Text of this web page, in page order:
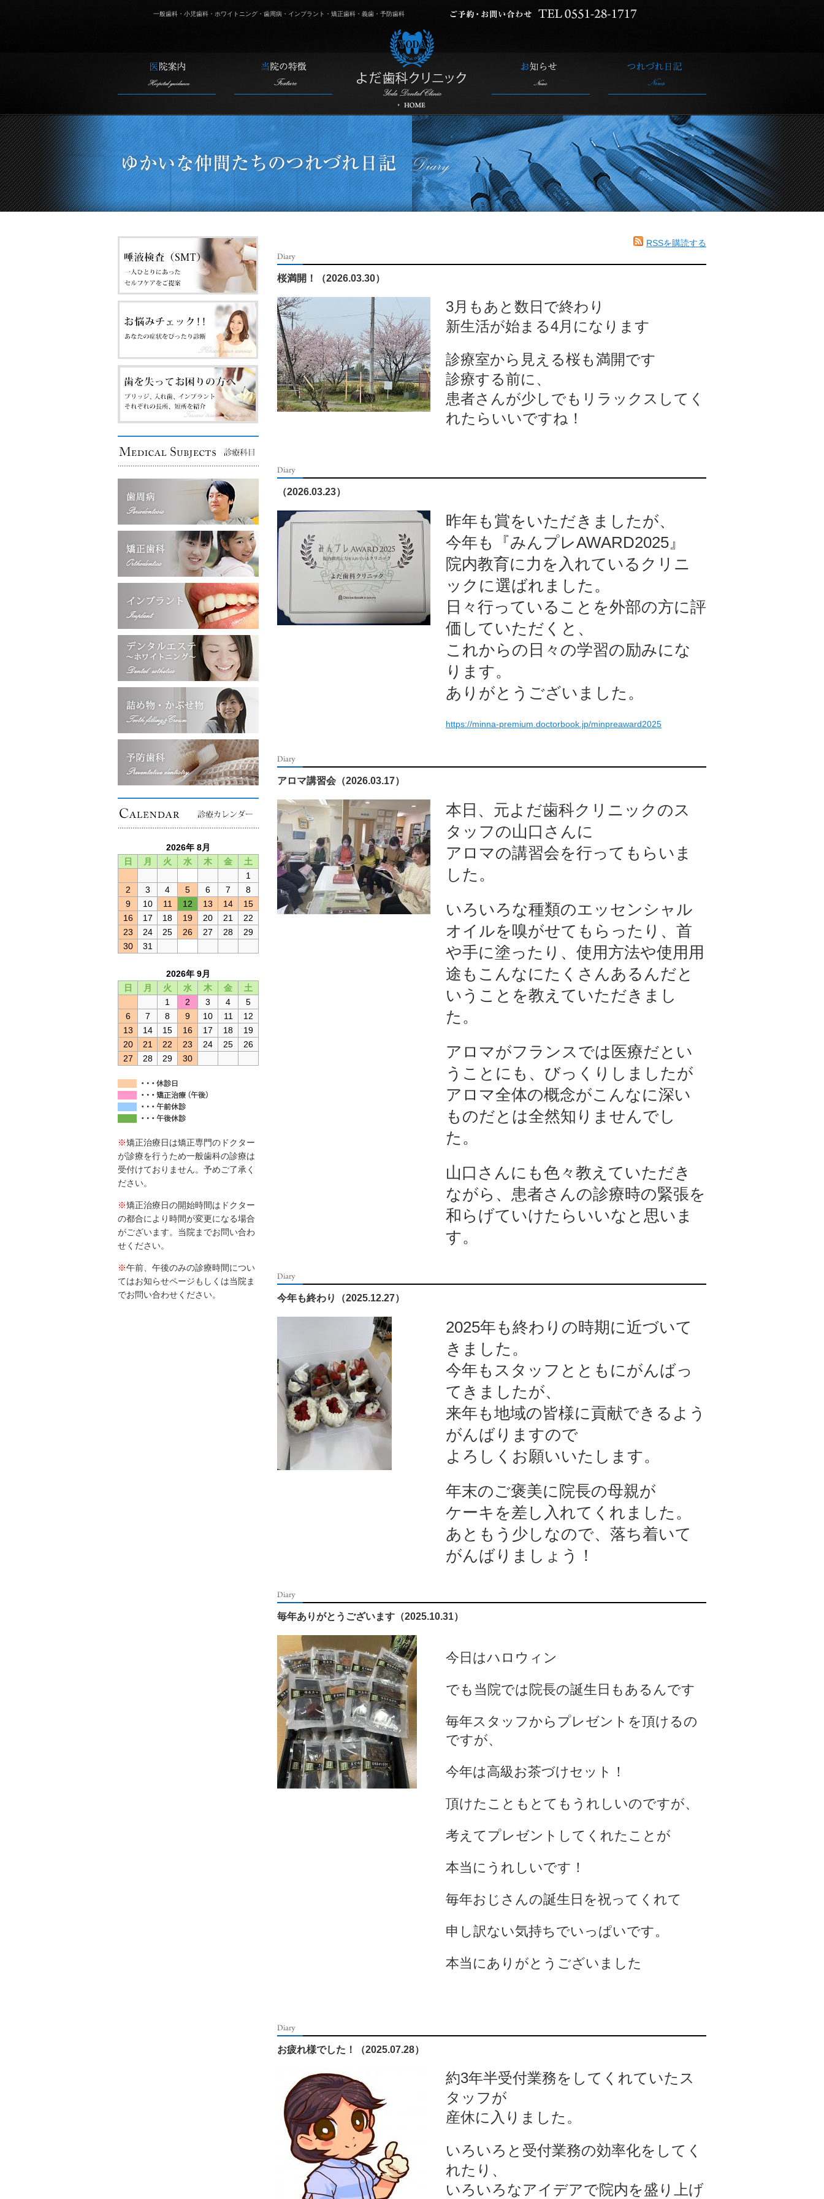
一般歯科・小児歯科・ホワイトニング・歯周病・インプラント・矯正歯科・義歯・予防歯科
RSSを購読する
桜満開！（2026.03.30）
3月もあと数日で終わり
新生活が始まる4月になります
診療室から見える桜も満開です
診療する前に、
患者さんが少しでもリラックスしてく
れたらいいですね！
（2026.03.23）
昨年も賞をいただきましたが、
今年も『みんプレAWARD2025』
院内教育に力を入れているクリニ
ックに選ばれました。
日々行っていることを外部の方に評
価していただくと、
これからの日々の学習の励みにな
ります。
ありがとうございました。
https://minna-premium.doctorbook.jp/minpreaward2025
アロマ講習会（2026.03.17）
本日、元よだ歯科クリニックのス
タッフの山口さんに
アロマの講習会を行ってもらいま
した。
いろいろな種類のエッセンシャル
オイルを嗅がせてもらったり、首
や手に塗ったり、使用方法や使用用
途もこんなにたくさんあるんだと
いうことを教えていただきまし
た。
アロマがフランスでは医療だとい
うことにも、びっくりしましたが
アロマ全体の概念がこんなに深い
ものだとは全然知りませんでし
た。
山口さんにも色々教えていただき
ながら、患者さんの診療時の緊張を
和らげていけたらいいなと思いま
す。
今年も終わり（2025.12.27）
2025年も終わりの時期に近づいて
きました。
今年もスタッフとともにがんばっ
てきましたが、
来年も地域の皆様に貢献できるよう
がんばりますので
よろしくお願いいたします。
年末のご褒美に院長の母親が
ケーキを差し入れてくれました。
あともう少しなので、落ち着いて
がんばりましょう！
毎年ありがとうございます（2025.10.31）
今日はハロウィン
でも当院では院長の誕生日もある んです
毎年スタッフからプレゼントを頂けるの
ですが、
今年は高級お茶づけセット！
頂けたこともとてもうれしいのですが、
考えてプレゼントしてくれたことが
本当にうれしいです！
毎年おじさんの誕生日を祝ってくれて
申し訳ない気持ちでいっぱいです。
本当にありがとうございました
お疲れ様でした！（2025.07.28）
約3年半受付業務をしてくれていたス
タッフが
産休に入りました。
いろいろと受付業務の効率化をしてく
れたり、
いろいろなアイデアで院内を盛り上げ